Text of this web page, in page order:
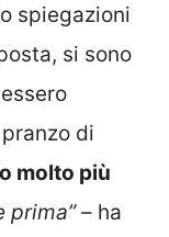
spiegazioni
si sono
di
molto più
prima”– ha